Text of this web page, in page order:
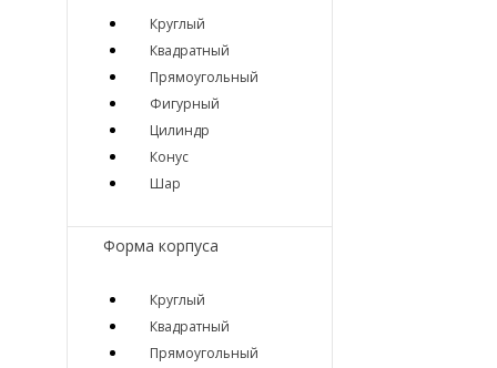
Круглый
Квадратный
Прямоугольный
Фигурный
Цилиндр
Конус
Шар
Форма корпуса
Круглый
Квадратный
Прямоугольный